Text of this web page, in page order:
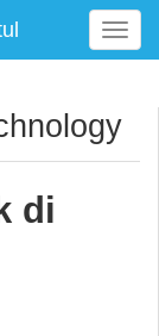
T
o
l
e
di